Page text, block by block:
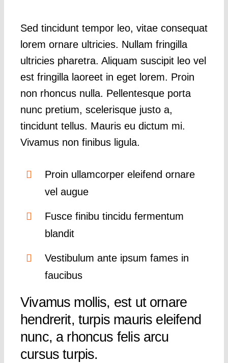
Sed tincidunt tempor leo, vitae consequat
lorem ornare ultricies. Nullam fringilla
ultricies pharetra. Aliquam suscipit leo vel
est fringilla laoreet in eget lorem. Proin
non rhoncus nulla. Pellentesque porta
nunc pretium, scelerisque justo a,
tincidunt tellus. Mauris eu dictum mi.
Vivamus non finibus ligula.
Proin ullamcorper eleifend ornare
vel augue
Fusce finibu tincidu fermentum
blandit
Vestibulum ante ipsum fames in
faucibus
Vivamus mollis, est ut ornare
hendrerit, turpis mauris eleifend
nunc, a rhoncus felis arcu
cursus turpis.